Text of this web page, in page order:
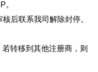
。
后联系我司解除封停。
转移到其他注册商，则